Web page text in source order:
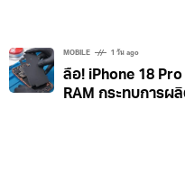
MOBILE 1 วัน ago
ลือ! iPhone 18
RAM กระทบการผ